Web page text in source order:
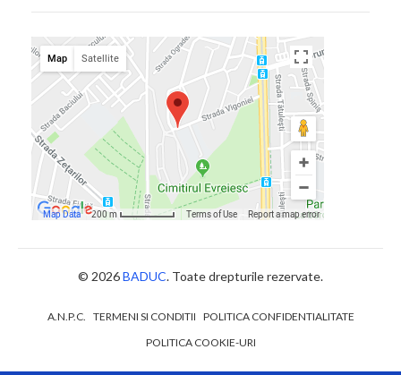
© 2026BADUC. Toate drepturile rezervate.
A.N.P.C. TERMENI SI CONDITII POLITICA CONFIDENTIALITATE
POLITICA COOKIE-URI